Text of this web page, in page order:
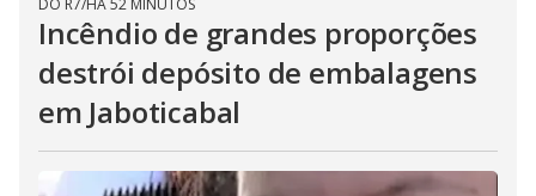
DO R7/HÁ 52 MINUTOS
Incêndio de grandes proporções
destrói depósito de embalagens
em Jaboticabal